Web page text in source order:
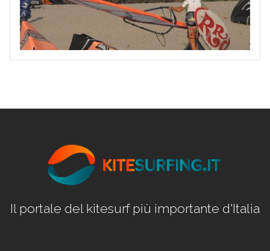
Il portale del kitesurf più importante d'Italia